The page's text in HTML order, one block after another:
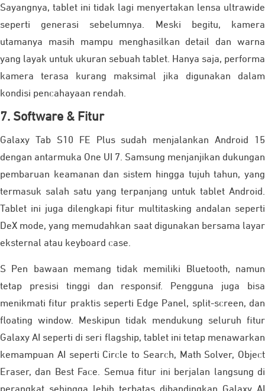
Sayangnya, tablet ini tidak lagi menyertakan lensa ultrawide
seperti generasi sebelumnya. Meski begitu, kamera
utamanya masih mampu menghasilkan detail dan warna
yang layak untuk ukuran sebuah tablet. Hanya saja, performa
kamera terasa kurang maksimal jika digunakan dalam
kondisi pencahayaan rendah.
7. Software & Fitur
Galaxy Tab S10 FE Plus sudah menjalankan Android 15
dengan antarmuka One UI 7. Samsung menjanjikan dukungan
pembaruan keamanan dan sistem hingga tujuh tahun, yang
termasuk salah satu yang terpanjang untuk tablet Android.
Tablet ini juga dilengkapi fitur multitasking andalan seperti
DeX mode, yang memudahkan saat digunakan bersama layar
eksternal atau keyboard case.
S Pen bawaan memang tidak memiliki Bluetooth, namun
tetap presisi tinggi dan responsif. Pengguna juga bisa
menikmati fitur praktis seperti Edge Panel, split-screen, dan
floating window. Meskipun tidak mendukung seluruh fitur
Galaxy AI seperti di seri flagship, tablet ini tetap menawarkan
kemampuan AI seperti Circle to Search, Math Solver, Object
Eraser, dan Best Face. Semua fitur ini berjalan langsung di